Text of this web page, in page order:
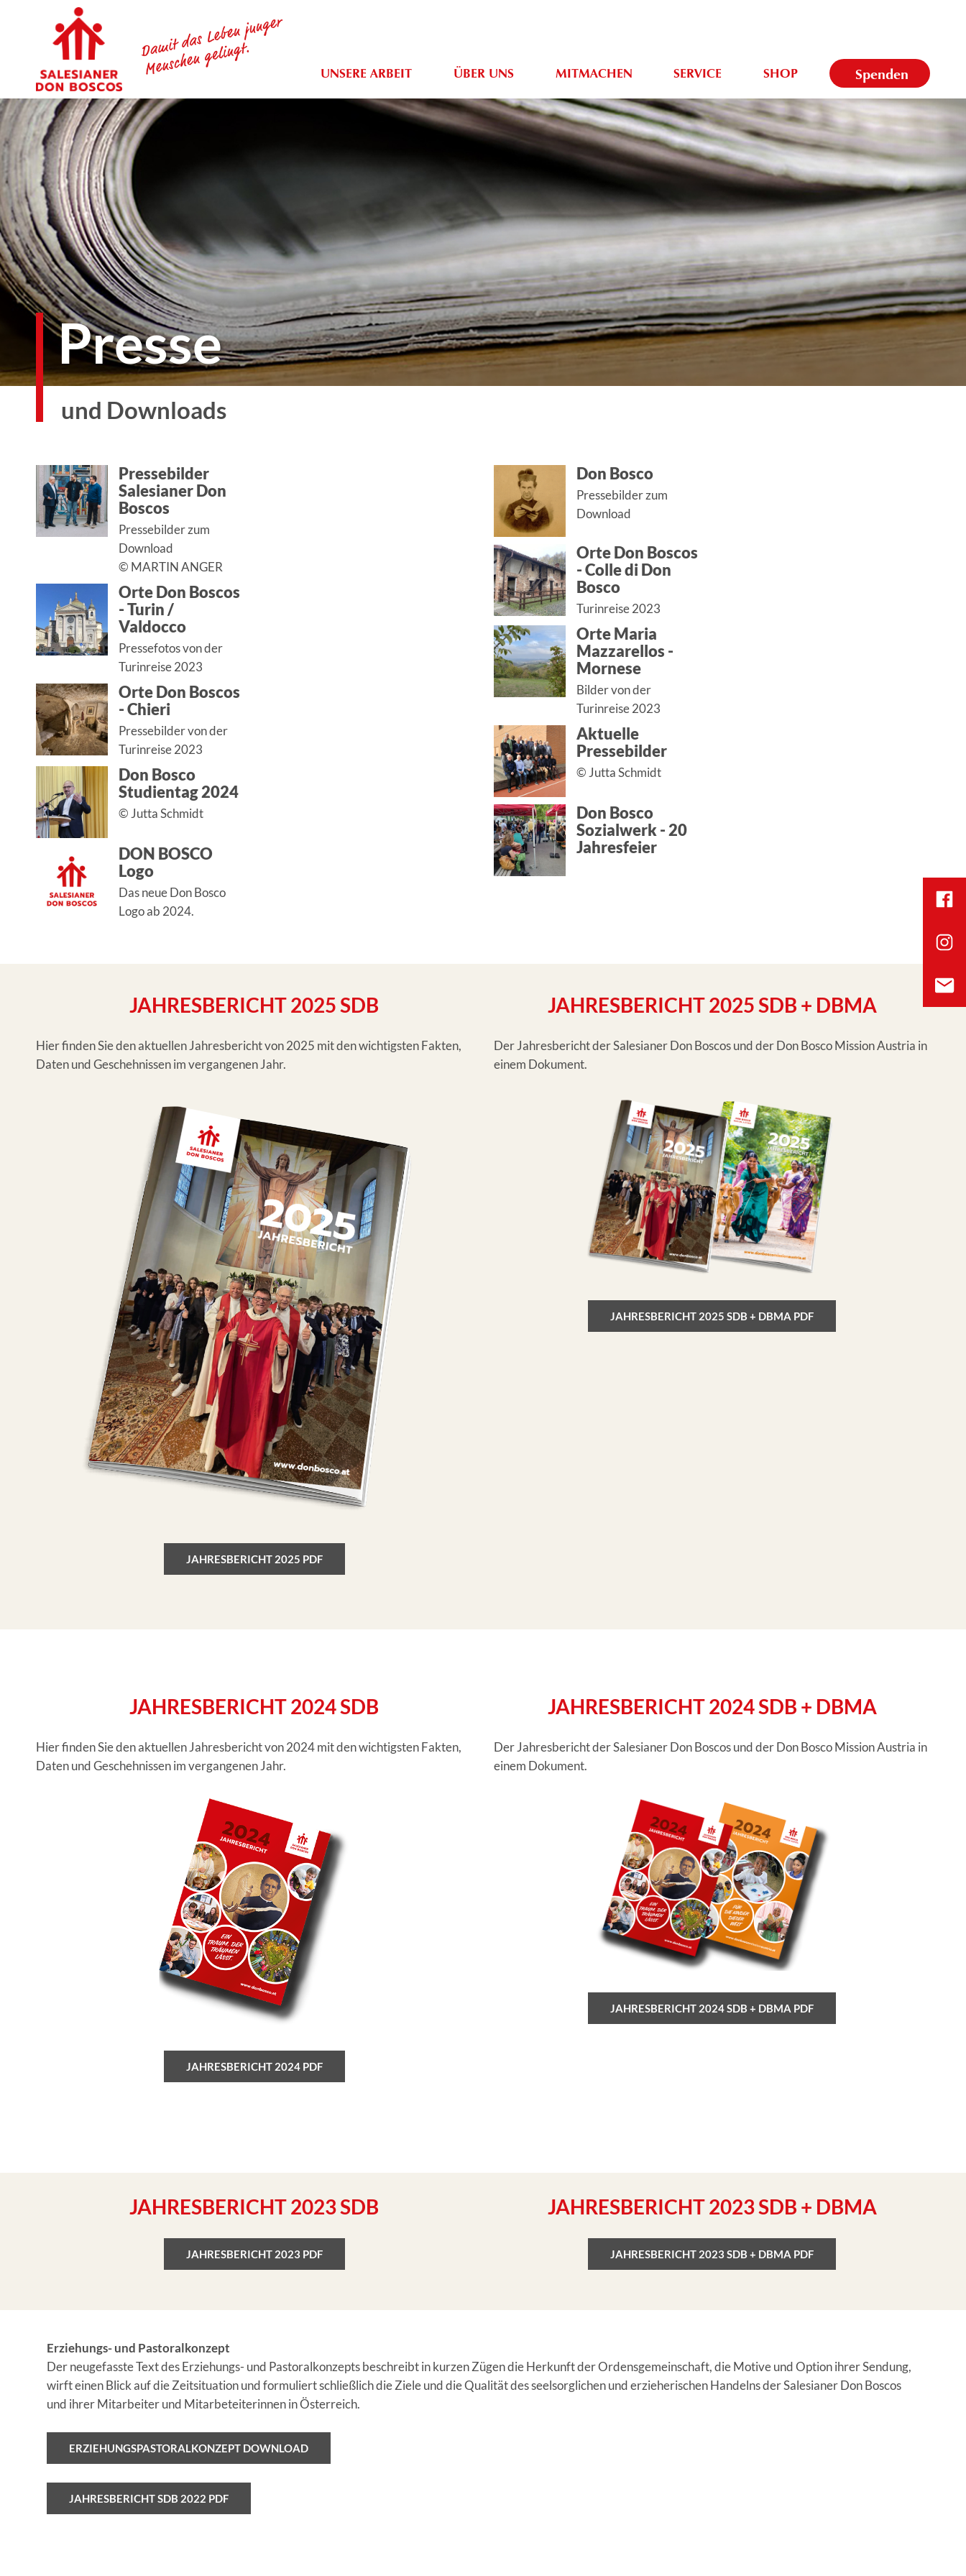
UNSERE ARBEIT ÜBER UNS MITMACHEN SERVICE SHOP Spenden
Presse
und Downloads
Pressebilder
Salesianer Don
Boscos
Pressebilder zum
Download
© MARTIN ANGER
Orte Don Boscos
- Turin /
Valdocco
Pressefotos von der
Turinreise 2023
Orte Don Boscos
- Chieri
Pressebilder von der
Turinreise 2023
Don Bosco
Studientag 2024
© Jutta Schmidt
DON BOSCO
Logo
Das neue Don Bosco
Logo ab 2024.
Don Bosco
Pressebilder zum
Download
Orte Don Boscos
- Colle di Don
Bosco
Turinreise 2023
Orte Maria
Mazzarellos -
Mornese
Bilder von der
Turinreise 2023
Aktuelle
Pressebilder
© Jutta Schmidt
Don Bosco
Sozialwerk - 20
Jahresfeier
JAHRESBERICHT 2025 SDB
Hier finden Sie den aktuellen Jahresbericht von 2025 mit den wichtigsten Fakten,
Daten und Geschehnissen im vergangenen Jahr.
JAHRESBERICHT 2025 PDF
JAHRESBERICHT 2025 SDB + DBMA
Der Jahresbericht der Salesianer Don Boscos und der Don Bosco Mission Austria in
einem Dokument.
JAHRESBERICHT 2025 SDB + DBMA PDF
JAHRESBERICHT 2024 SDB
Hier finden Sie den aktuellen Jahresbericht von 2024 mit den wichtigsten Fakten,
Daten und Geschehnissen im vergangenen Jahr.
JAHRESBERICHT 2024 PDF
JAHRESBERICHT 2024 SDB + DBMA
Der Jahresbericht der Salesianer Don Boscos und der Don Bosco Mission Austria in
einem Dokument.
JAHRESBERICHT 2024 SDB + DBMA PDF
JAHRESBERICHT 2023 SDB
JAHRESBERICHT 2023 PDF
JAHRESBERICHT 2023 SDB + DBMA
JAHRESBERICHT 2023 SDB + DBMA PDF
Erziehungs- und Pastoralkonzept
Der neugefasste Text des Erziehungs- und Pastoralkonzepts beschreibt in kurzen Zügen die Herkunft der Ordensgemeinschaft, die Motive und Option ihrer Sendung,
wirft einen Blick auf die Zeitsituation und formuliert schließlich die Ziele und die Qualität des seelsorglichen und erzieherischen Handelns der Salesianer Don Boscos
und ihrer Mitarbeiter und Mitarbeteiterinnen in Österreich.
ERZIEHUNGSPASTORALKONZEPT DOWNLOAD
JAHRESBERICHT SDB 2022 PDF